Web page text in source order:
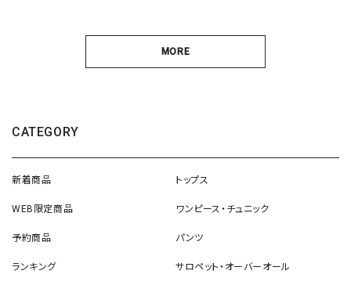
MORE
CATEGORY
新着商品
WEB限定商品
予約商品
ランキング
トップス
ワンピース・チュニック
パンツ
サロペット・オーバーオール